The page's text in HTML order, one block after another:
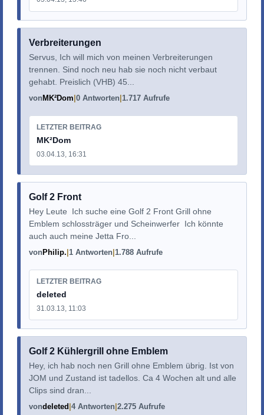
Verbreiterungen
Servus, Ich will mich von meinen Verbreiterungen
trennen. Sind noch neu hab sie noch nicht verbaut
gehabt. Preislich (VHB) 45...
von MK²Dom 0 Antworten 1.717 Aufrufe
LETZTER BEITRAG
MK²Dom
03.04.13, 16:31
Golf 2 Front
Hey Leute Ich suche eine Golf 2 Front Grill ohne
Emblem schlossträger und Scheinwerfer Ich könnte
auch auch meine Jetta Fro...
vonPhilip. 1 Antworten 1.788 Aufrufe
LETZTER BEITRAG
deleted
31.03.13, 11:03
Golf 2 Kühlergrill ohne Emblem
Hey, ich hab noch nen Grill ohne Emblem übrig. Ist von
JOM und Zustand ist tadellos. Ca 4 Wochen alt und alle
Clips sind dran...
vondeleted 4 Antworten 2.275 Aufrufe